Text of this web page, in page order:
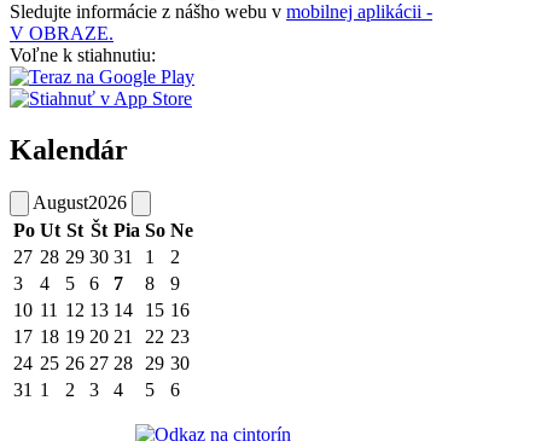
Sledujte informácie z nášho webu v mobilnej aplikácii -
V OBRAZE.
Voľne k stiahnutiu:
Kalendár
August2026
Po Ut St Št Pia So Ne
27 28 29 30 31 1
2
3
4 5 6 7 8
9
10 11 12 13 14 15 16
17 18 19 20 21 22 23
24 25 26 27 28 29 30
31 1 2 3 4 5 6